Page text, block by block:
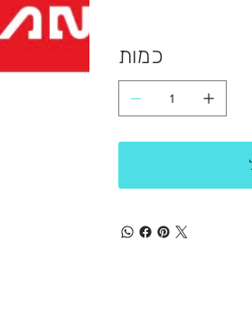
כמות